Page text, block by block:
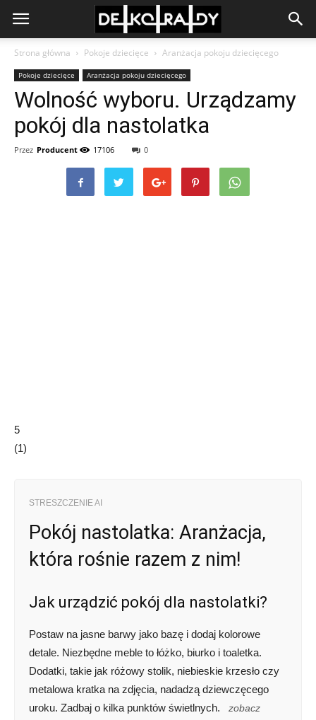
Strona główna Pokoje dziecięce Aranżacja pokoju dziecięcego
Pokoje dziecięce Aranżacja pokoju dziecięcego
Wolność wyboru. Urządzamy
pokój dla nastolatka
Przez Producent 17106 0
5
(1)
STRESZCZENIE AI
Pokój nastolatka: Aranżacja,
która rośnie razem z nim!
Jak urządzić pokój dla nastolatki?
Postaw na jasne barwy jako bazę i dodaj kolorowe
detale. Niezbędne meble to łóżko, biurko i toaletka.
Dodatki, takie jak różowy stolik, niebieskie krzesło czy
metalowa kratka na zdjęcia, nadadzą dziewczęcego
uroku. Zadbaj o kilka punktów świetlnych.
zobacz